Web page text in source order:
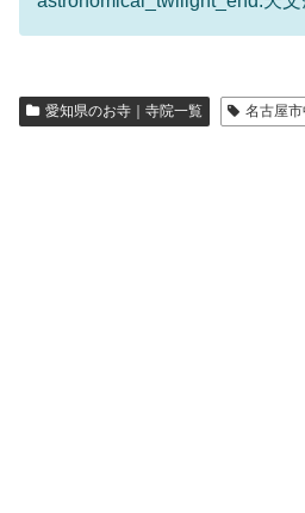
愛知県のお寺｜寺院一覧 名古屋